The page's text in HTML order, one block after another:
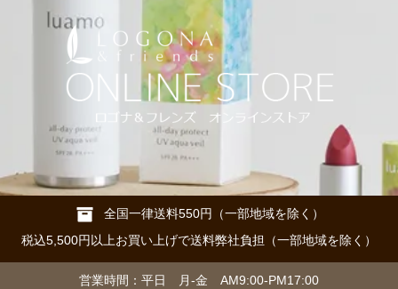
全国一律送料550円（一部地域を除く）
税込5,500円以上お買い上げで送料弊社負担（一部地域を除く）
営業時間：平日 月-金 AM9:00-PM17:00